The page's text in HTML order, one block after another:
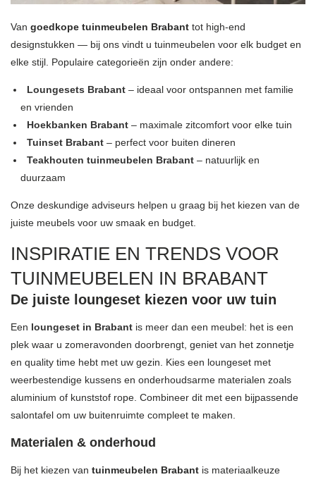
Van goedkope tuinmeubelen Brabant tot high-end
designstukken — bij ons vindt u tuinmeubelen voor elk budget en
elke stijl. Populaire categorieën zijn onder andere:
Loungesets Brabant – ideaal voor ontspannen met familie
en vrienden
Hoekbanken Brabant – maximale zitcomfort voor elke tuin
Tuinset Brabant – perfect voor buiten dineren
Teakhouten tuinmeubelen Brabant – natuurlijk en
duurzaam
Onze deskundige adviseurs helpen u graag bij het kiezen van de
juiste meubels voor uw smaak en budget.
INSPIRATIE EN TRENDS VOOR
TUINMEUBELEN IN BRABANT
De juiste loungeset kiezen voor uw tuin
Een loungeset in Brabant is meer dan een meubel: het is een
plek waar u zomeravonden doorbrengt, geniet van het zonnetje
en quality time hebt met uw gezin. Kies een loungeset met
weerbestendige kussens en onderhoudsarme materialen zoals
aluminium of kunststof rope. Combineer dit met een bijpassende
salontafel om uw buitenruimte compleet te maken.
Materialen & onderhoud
Bij het kiezen van tuinmeubelen Brabant is materiaalkeuze